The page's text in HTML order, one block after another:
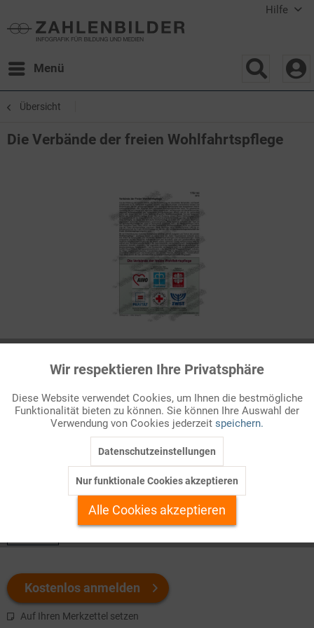
Hilfe
Menü
Übersicht
Die Verbände der freien Wohlfahrtspflege
Verbände der Freien Wohlfahrtspflege
Aus der Erfahrung des sozialen Elends, das die Durchsetzung
der industriellen Wirtschafts- und Gesellschaftsweise im 19.
Welchen Download brauchen Sie?
Kostenlos anmelden
Auf Ihren Merkzettel setzen
Funktionale Aktiv
Marketing Inaktiv
Personalisierung Inaktiv
Service
Wir respektieren Ihre Privatsphäre
Diese Website verwendet Cookies, um Ihnen die bestmögliche
Funktionalität bieten zu können. Sie können Ihre Auswahl der
Verwendung von Cookies jederzeit speichern.
Datenschutzeinstellungen
Nur funktionale Cookies akzeptieren
Alle Cookies akzeptieren